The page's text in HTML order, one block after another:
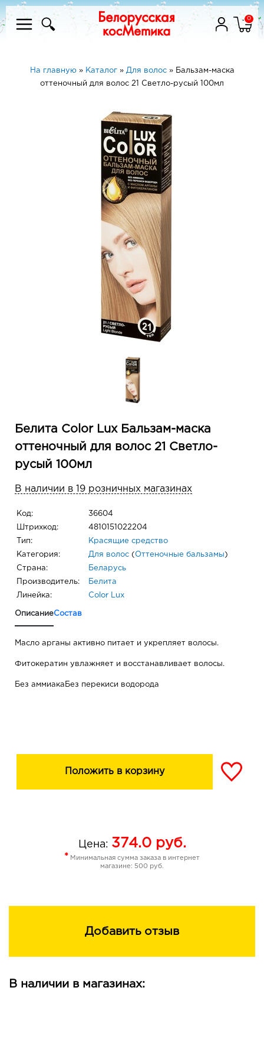
0
На главную» Каталог» Для волос» Бальзам-маска
оттеночный для волос 21 Светло-русый 100мл
Белита Color Lux Бальзам-маска
оттеночный для волос 21 Светло-
русый 100мл
В наличии в 19 розничных магазинах
Код: 36604
Штрихкод: 4810151022204
Тип: Красящие средство
Категория: Для волос ( Оттеночные бальзамы )
Страна: Беларусь
Производитель: Белита
Линейка: Color Lux
ОписаниеСостав
Масло арганы активно питает и укрепляет волосы.
Фитокератин увлажняет и восстанавливает волосы.
Без аммиакаБез перекиси водорода
Положить в корзину
Цена: 374.0руб.
* Минимальная сумма заказа в интернет
магазине: 500 руб.
Добавить отзыв
В наличии в магазинах: